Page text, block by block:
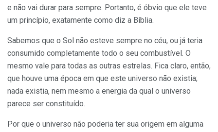
e não vai durar para sempre. Portanto, é óbvio que ele teve
um princípio, exatamente como diz a Bíblia.
Sabemos que o Sol não esteve sempre no céu, ou já teria
consumido completamente todo o seu combustível. O
mesmo vale para todas as outras estrelas. Fica claro, então,
que houve uma época em que este universo não existia;
nada existia, nem mesmo a energia da qual o universo
parece ser constituído.
Por que o universo não poderia ter sua origem em alguma